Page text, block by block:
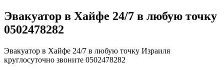
Эвакуатор в Хайфе 24/7 в любую точку
0502478282
Эвакуатор в Хайфе 24/7 в любую точку Израиля
круглосуточно звоните 0502478282